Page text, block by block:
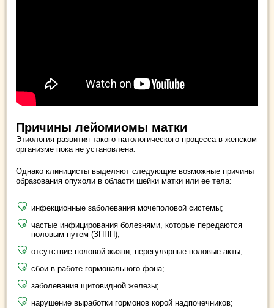
Причины лейомиомы матки
Этиология развития такого патологического процесса в женском
организме пока не установлена.
Однако клиницисты выделяют следующие возможные причины
образования опухоли в области шейки матки или ее тела:
инфекционные заболевания мочеполовой системы;
частые инфицирования болезнями, которые передаются
половым путем (ЗППП);
отсутствие половой жизни, нерегулярные половые акты;
сбои в работе гормонального фона;
заболевания щитовидной железы;
нарушение выработки гормонов корой надпочечников;